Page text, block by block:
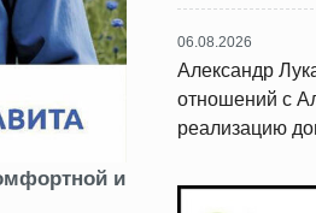
и
06.08.2026
Александр
отношений с
реализацию